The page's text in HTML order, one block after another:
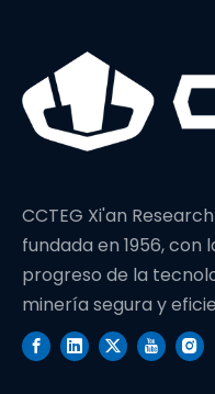
CCTEG Xi'an
fundada en 1956, con
progreso de la
minería segura y